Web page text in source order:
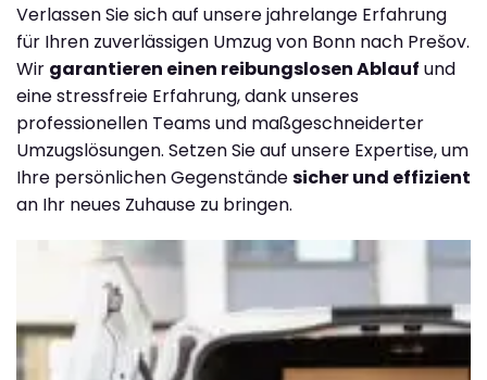
Verlassen Sie sich auf unsere jahrelange Erfahrung
für Ihren zuverlässigen Umzug von Bonn nach Prešov.
Wir garantieren einen reibungslosen Ablauf und
eine stressfreie Erfahrung, dank unseres
professionellen Teams und maßgeschneiderter
Umzugslösungen. Setzen Sie auf unsere Expertise, um
Ihre persönlichen Gegenständesicher und effizient
an Ihr neues Zuhause zu bringen.